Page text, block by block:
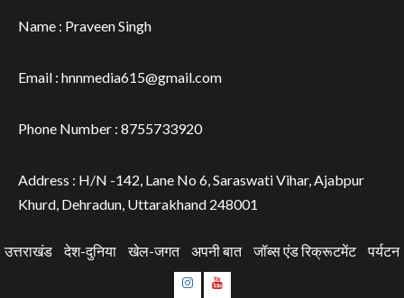
Name : Praveen Singh
Email : hnnmedia615@gmail.com
Phone Number : 8755733920
Address : H/N -142, Lane No 6, Saraswati Vihar, Ajabpur
Khurd, Dehradun, Uttarakhand 248001
उत्तराखंड देश-दुनिया खेल-जगत अपनी बात जॉब्स एंड रिक्रूटमेंट पर्यटन
Instagram
Youtube